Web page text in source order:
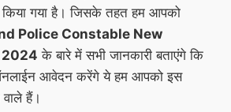
गया है। जिसके तहत हम आपको
Police Constable New
2024 के बारे में सभी जानकारी बताएंगे कि
आवेदन करेंगे ये हम आपको इस
हैं।